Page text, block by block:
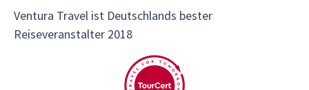
Ventura Travel ist Deutschlands bester
Reiseveranstalter 2018